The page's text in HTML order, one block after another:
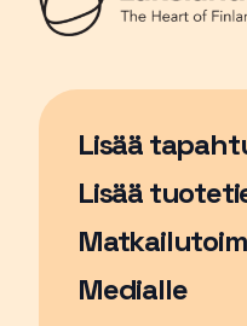
Lisää
Sivu
Lisää
Medialle